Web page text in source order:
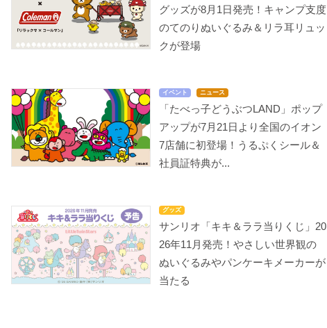
グッズが8月1日発売！キャンプ支度
のてのりぬいぐるみ＆リラ耳リュッ
クが登場
イベント ニュース
「たべっ子どうぶつLAND」ポップ
アップが7月21日より全国のイオン
7店舗に初登場！うるぷくシール＆
社員証特典が...
グッズ
サンリオ「キキ＆ララ当りくじ」20
26年11月発売！やさしい世界観の
ぬいぐるみやパンケーキメーカーが
当たる